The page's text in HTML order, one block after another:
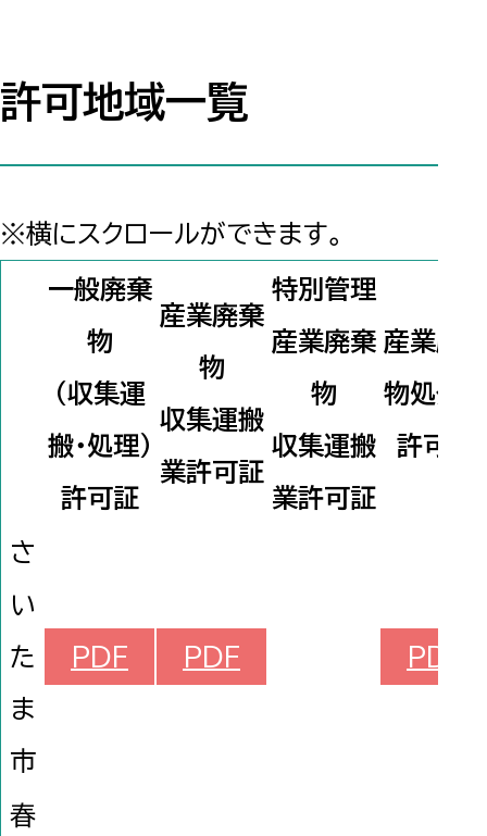
許可地域一覧
※横にスクロールができます。
一般廃棄
物
（収集運
搬・処理）
許可証
産業廃棄
物
収集運搬
業許可証
特別管理
産業廃棄
物
収集運搬
業許可証
産業廃棄
物処分業
許可証
さ
い
た
ま
市
PDF PDF PDF
春